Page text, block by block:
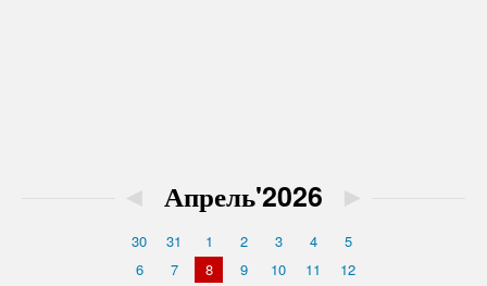
◄ Апрель'2026 ►
30 31 1 2 3 4
5
6
7 8 9 10 11
12